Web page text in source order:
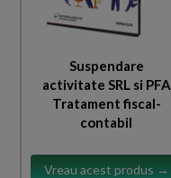
Suspendare
activitate SRL si PFA
Tratament fiscal-
contabil
Vreau acest produs →